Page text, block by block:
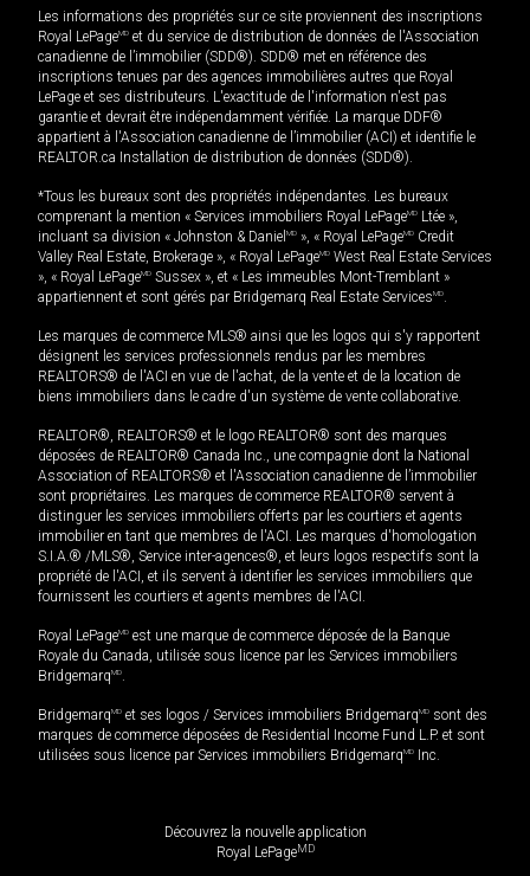
Les informations des propriétés sur ce site proviennent des inscriptions
Royal LePageMD et du service de distribution de données de l'Association
canadienne de l’immobilier (SDD®). SDD® met en référence des
inscriptions tenues par des agences immobilières autres que Royal
LePage et ses distributeurs. L'exactitude de l'information n'est pas
garantie et devrait être indépendamment vérifiée. La marque DDF®
appartient à l'Association canadienne de l’immobilier (ACI) et identifie le
REALTOR.ca Installation de distribution de données (SDD®).
*Tous les bureaux sont des propriétés indépendantes. Les bureaux
comprenant la mention « Services immobiliers Royal LePageMD Ltée »,
incluant sa division « Johnston & Daniel MD », « Royal LePageMD Credit
Valley Real Estate, Brokerage », « Royal LePageMD West Real Estate Services
», « Royal LePageMD Sussex », et « Les immeubles Mont-Tremblant »
appartiennent et sont gérés par Bridgemarq Real Estate ServicesMD.
Les marques de commerce MLS® ainsi que les logos qui s'y rapportent
désignent les services professionnels rendus par les membres
REALTORS® de l'ACI en vue de l'achat, de la vente et de la location de
biens immobiliers dans le cadre d'un système de vente collaborative.
REALTOR®, REALTORS® et le logo REALTOR® sont des marques
déposées de REALTOR® Canada Inc., une compagnie dont la National
Association of REALTORS® et l'Association canadienne de l’immobilier
sont propriétaires. Les marques de commerce REALTOR® servent à
distinguer les services immobiliers offerts par les courtiers et agents
immobilier en tant que membres de l'ACI. Les marques d'homologation
S.I.A.® /MLS®, Service inter-agences®, et leurs logos respectifs sont la
propriété de l'ACI, et ils servent à identifier les services immobiliers que
fournissent les courtiers et agents membres de l'ACI.
Royal LePageMD est une marque de commerce déposée de la Banque
Royale du Canada, utilisée sous licence par les Services immobiliers
BridgemarqMD.
BridgemarqMD et ses logos / Services immobiliers BridgemarqMD sont des
marques de commerce déposées de Residential Income Fund L.P. et sont
utilisées sous licence par Services immobiliers BridgemarqMD Inc.
Découvrez la nouvelle application
Royal LePageMD